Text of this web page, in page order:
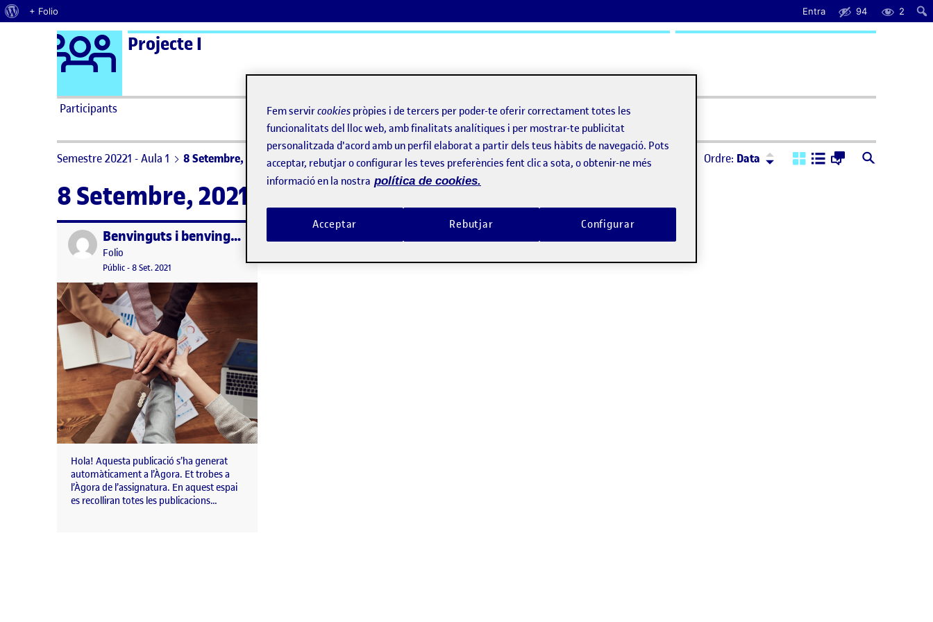
Quant al WordPress
+ Folio Entra 94 2
Saltar al contingut Logo Ágora
Projecte I
Participants ActiFolios Ajuda
Semestre 20221 - Aula 1 8 Setembre, 2021 Ordre: Data Ordre: Descendent
8 Setembre, 2021
Publicat per Benvinguts i benvingudes!
Publicat per
Folio
Visibilitat:
Públic-Data de publicació
8 Set. 2021 15 setembre, 2022 3:08 pm
Hola! Aquesta publicació s’ha generat
automàticament a l’Àgora. Et trobes a
l’Àgora de l’assignatura. En aquest espai
es recolliran totes les publicacions…
Fem servircookies pròpies i de tercers per poder-te oferir correctament totes les
funcionalitats del lloc web, amb finalitats analítiques i per mostrar-te publicitat
personalitzada d'acord amb un perfil elaborat a partir dels teus hàbits de navegació. Pots
acceptar, rebutjar o configurar les teves preferències fent clic a sota, o obtenir-ne més
informació en la nostra política de cookies.
Rebutjar
Acceptar Configurar